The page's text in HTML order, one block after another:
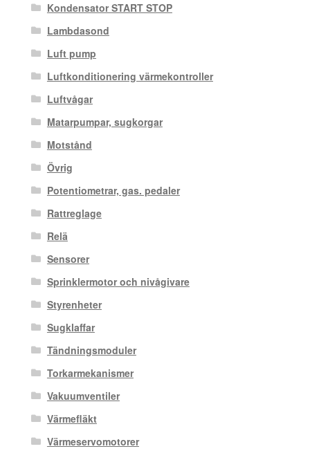
Kondensator START STOP
Lambdasond
Luft pump
Luftkonditionering värmekontroller
Luftvågar
Matarpumpar, sugkorgar
Motstånd
Övrig
Potentiometrar, gas. pedaler
Rattreglage
Relä
Sensorer
Sprinklermotor och nivågivare
Styrenheter
Sugklaffar
Tändningsmoduler
Torkarmekanismer
Vakuumventiler
Värmefläkt
Värmeservomotorer